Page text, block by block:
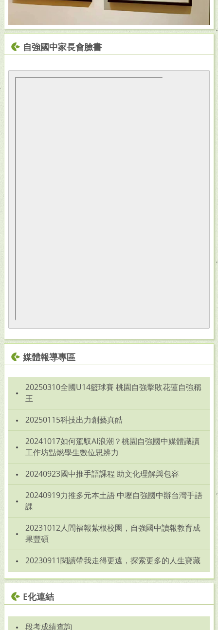
自強國中家長會臉書
媒體報導專區
20250310全國U14籃球賽 桃園自強擊敗花蓮自強稱
王
20250115科技出力創藝真酷
20241017如何駕馭AI浪潮？桃園自強國中媒體識讀
工作坊點燃學生數位思辨力
20240923國中推手語課程 助文化理解與包容
20240919力推多元本土語 中壢自強國中辦台灣手語
課
20231012人間福報紮根校園，自強國中讀報教育成
果豐碩
20230911閱讀帶我走得更遠，探索更多的人生寶藏
E化連結
段考成績查詢